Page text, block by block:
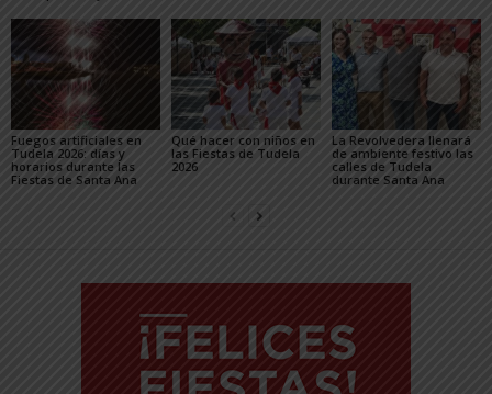
Fuegos artificiales en
Tudela 2026: días y
horarios durante las
Fiestas de Santa Ana
Qué hacer con niños en
las Fiestas de Tudela
2026
La Revolvedera llenará
de ambiente festivo las
calles de Tudela
durante Santa Ana